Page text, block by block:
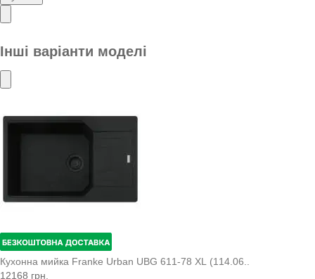
Інші варіанти моделі
Кухонна мийка Franke Urban UBG 611-78 XL (114.06..
12168 грн.